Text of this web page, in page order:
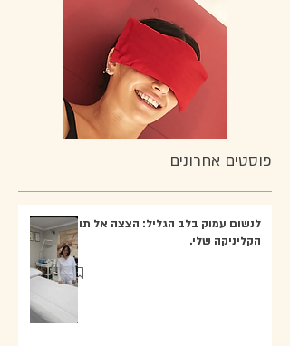
פוסטים אחרונים
לנשום עמוק בלב הגליל: הצצה אל תוך
הקליניקה שלי.